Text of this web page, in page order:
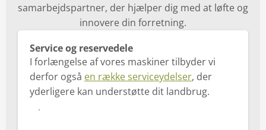
samarbejdspartner, der hjælper dig med at løfte og
innovere din forretning.
Service og reservedele
I forlængelse af vores maskiner tilbyder vi
derfor også en række serviceydelser, der
yderligere kan understøtte dit landbrug.
Se mere